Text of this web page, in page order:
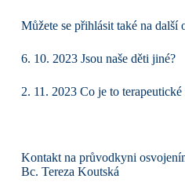
Můžete se přihlásit také na další
6. 10. 2023 Jsou naše děti jiné?
2. 11. 2023 Co je to
Kontakt na průvodkyni
Bc. Tereza Koutská